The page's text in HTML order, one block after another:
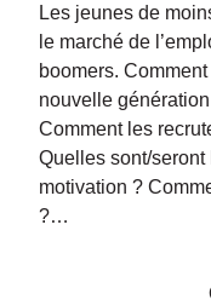
Les jeunes de
le marché de
boomers.
nouvelle
Comment les
Quelles sont/
motivation ?
?…